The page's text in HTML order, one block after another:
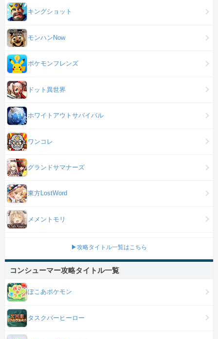
キングショット
モンハンNow
ポケモンフレンズ
ドット異世界
ホワイトアウトサバイバル
ワンコレ
グランドサマナーズ
東方LostWord
メメントモリ
▶攻略タイトル一覧はこちら
コンシューマー攻略タイトル一覧
ぽこあポケモン
タスクバーヒーロー